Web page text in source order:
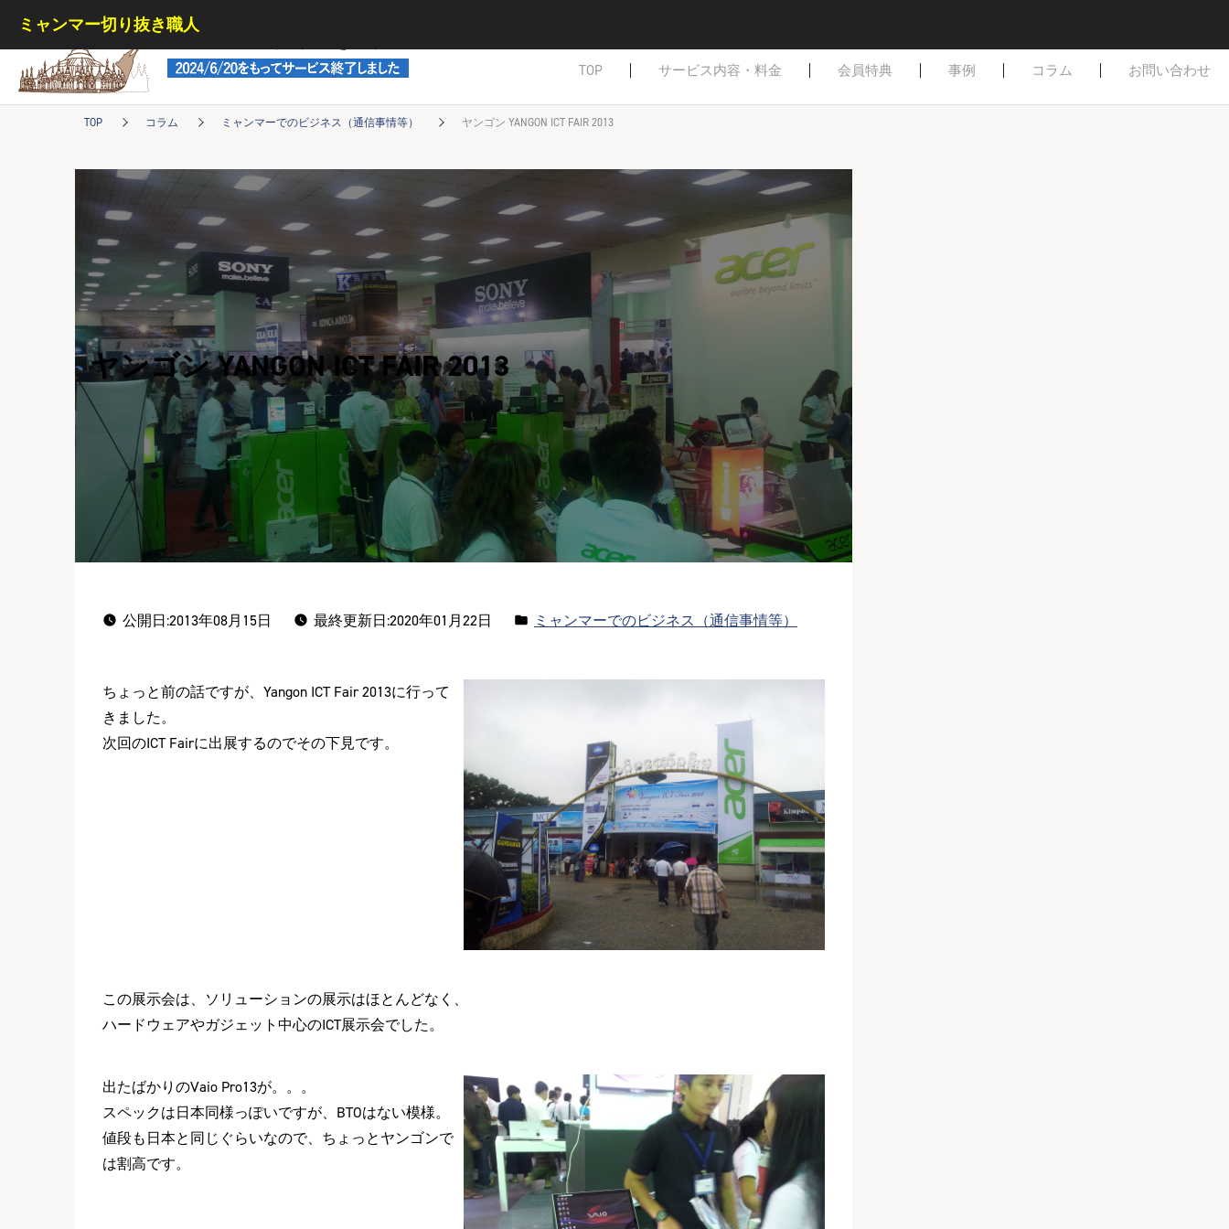
ミャンマー切り抜き職人
ミャンマー切り抜き職人
TOP サービス内容・料金 会員特典 事例 コラム お問い合わせ
TOP コラム ミャンマーでのビジネス（通信事情等） ヤンゴン YANGON ICT FAIR 2013
ヤンゴン YANGON ICT FAIR 2013
公開日:2013年08月15日 最終更新日:2020年01月22日
カ
ミャンマーでのビジネス（通信事情等）
ちょっと前の話ですが、Yangon ICT Fair 2013に行って
きました。
次回のICT Fairに出展するのでその下見です。
この展示会は、ソリューションの展示はほとんどなく、
ハードウェアやガジェット中心のICT展示会でした。
出たばかりのVaio Pro13が。。。
スペックは日本同様っぽいですが、BTOはない模様。
値段も日本と同じぐらいなので、ちょっとヤンゴンで
は割高です。